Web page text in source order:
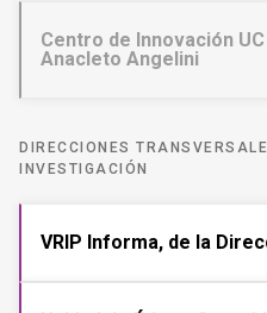
Centro de Innovación UC
Anacleto Angelini
DIRECCIONES
INVESTIGACIÓN
VRIP Informa, de la